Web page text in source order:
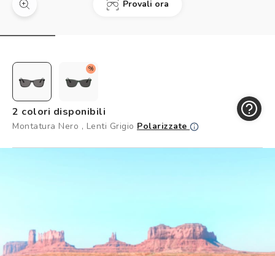
Prenota un test della vista gratuito
Controllo visivo
Carta fedeltà
Logout
Provali ora
%
2 colori disponibili
Montatura Nero , Lenti Grigio Polarizzate